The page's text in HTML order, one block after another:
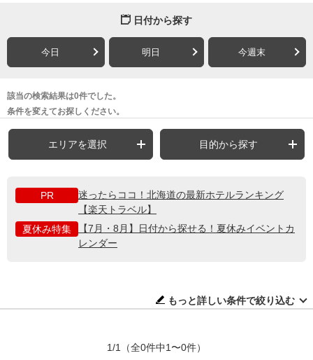
日付から探す
今日 明日 今週末
該当の検索結果は0件でした。
条件を変えてお探しください。
エリアを選択 目的から探す
PR
迷ったらココ！北海道の最新ホテルランキング
【楽天トラベル】
夏休み特集
【7月・8月】日付から探せる！夏休みイベントカ
レンダー
もっと詳しい条件で絞り込む
1/1 （全0件中1〜0件）